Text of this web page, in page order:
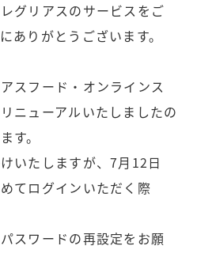
グリアスのサービスをご
ありがとうございます。
スフード・オンラインス
ニューアルいたしましたの
す。
いたしますが、7月12日
てログインいただく際
スワードの再設定をお願